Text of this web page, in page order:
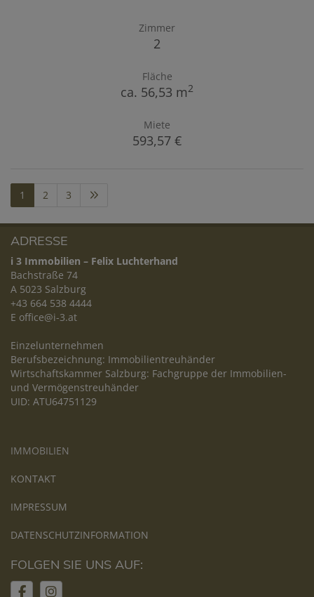
Zimmer
2
Fläche
ca. 56,53 m2
Miete
593,57 €
1 2 3
ADRESSE
i 3 Immobilien – Felix Luchterhand
Bachstraße 74
A 5023 Salzburg
+43 664 538 4444
E office@i-3.at
Einzelunternehmen
Berufsbezeichnung: Immobilientreuhänder
Wirtschaftskammer Salzburg: Fachgruppe der Immobilien-
und Vermögenstreuhänder
UID: ATU64751129
IMMOBILIEN
KONTAKT
IMPRESSUM
DATENSCHUTZINFORMATION
FOLGEN SIE UNS AUF: